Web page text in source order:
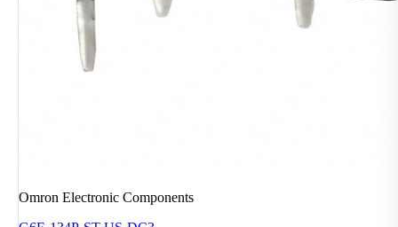
Omron Electronic Components